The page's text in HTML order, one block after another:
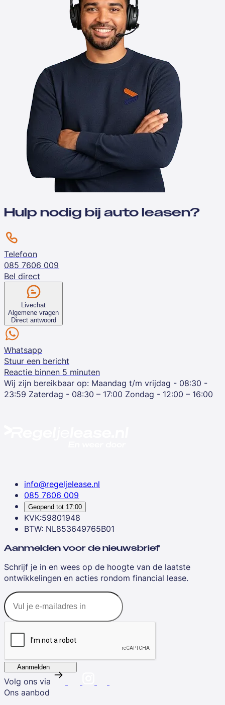
Hulp nodig bij auto leasen?
Telefoon
085 7606 009
Bel direct
Livechat
Algemene vragen
Direct antwoord
Whatsapp
Stuur een bericht
Reactie binnen 5 minuten
Wij zijn bereikbaar op: Maandag t/m vrijdag - 08:30 -
23:59 Zaterdag - 08:30 – 17:00 Zondag - 12:00 – 16:00
info@regeljelease.nl
085 7606 009
Geopend tot 17:00
KVK:59801948
BTW: NL853649765B01
Aanmelden voor de nieuwsbrief
Schrijf je in en wees op de hoogte van de laatste
ontwikkelingen en acties rondom financial lease.
Aanmelden
Volg ons via
Ons aanbod